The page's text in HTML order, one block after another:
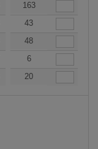
14.42
163
14.42
43
14.42
48
14.46
6
14.42
20